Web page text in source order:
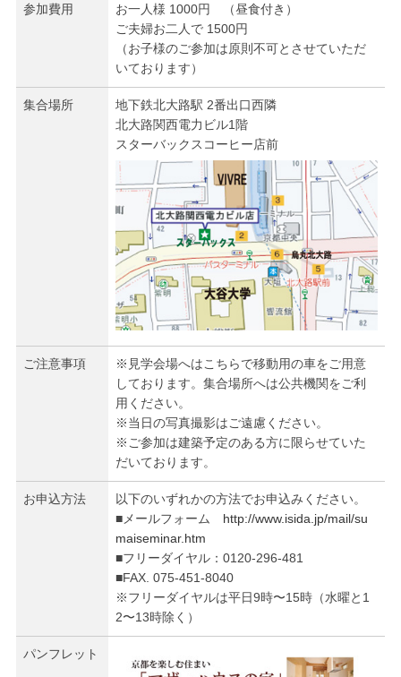
参加費用
お一人様 1000円 （昼食付き）
ご夫婦お二人で 1500円
（お子様のご参加は原則不可とさせていただ
いております）
集合場所
地下鉄北大路駅 2番出口西隣
北大路関西電力ビル1階
スターバックスコーヒー店前
ご注意事項
※見学会場へはこちらで移動用の車をご用意
しております。集合場所へは公共機関をご利
用ください。
※当日の写真撮影はご遠慮ください。
※ご参加は建築予定のある方に限らせていた
だいております。
お申込方法
以下のいずれかの方法でお申込みください。
■メールフォーム http://www.isida.jp/mail/su
maiseminar.htm
■フリーダイヤル：0120-296-481
■FAX. 075-451-8040
※フリーダイヤルは平日9時〜15時（水曜と1
2〜13時除く）
パンフレット